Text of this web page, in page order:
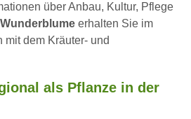
über Anbau, Kultur, Pflege
Wunderblume erhalten Sie im
mit dem Kräuter- und
als Pflanze in der